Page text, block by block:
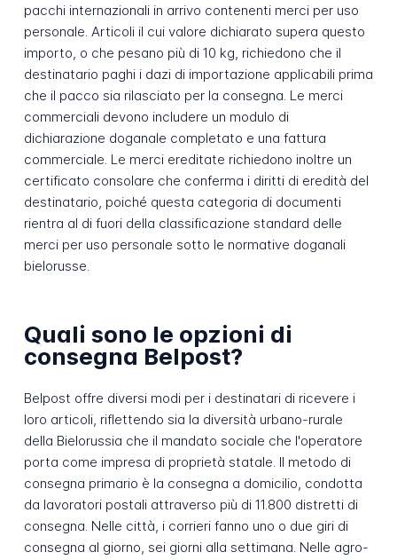
pacchi internazionali in arrivo contenenti merci per uso
personale. Articoli il cui valore dichiarato supera questo
importo, o che pesano più di 10 kg, richiedono che il
destinatario paghi i dazi di importazione applicabili prima
che il pacco sia rilasciato per la consegna. Le merci
commerciali devono includere un modulo di
dichiarazione doganale completato e una fattura
commerciale. Le merci ereditate richiedono inoltre un
certificato consolare che conferma i diritti di eredità del
destinatario, poiché questa categoria di documenti
rientra al di fuori della classificazione standard delle
merci per uso personale sotto le normative doganali
bielorusse.
Quali sono le opzioni di
consegna Belpost?
Belpost offre diversi modi per i destinatari di ricevere i
loro articoli, riflettendo sia la diversità urbano-rurale
della Bielorussia che il mandato sociale che l'operatore
porta come impresa di proprietà statale. Il metodo di
consegna primario è la consegna a domicilio, condotta
da lavoratori postali attraverso più di 11.800 distretti di
consegna. Nelle città, i corrieri fanno uno o due giri di
consegna al giorno, sei giorni alla settimana. Nelle agro-